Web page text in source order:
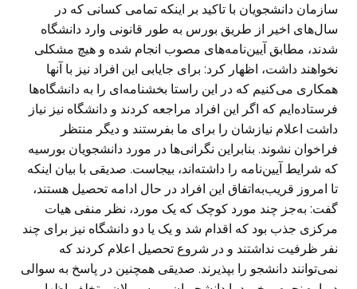
سازمان دانشجویان با تاکید بر اینکه تمامی کسانی که در
سال‌های اخیر از طریق بورس به طور قانونی وارد دانشگاه
شدند، مطابق آیین‌نامه‌های مصوب انجام شده و هیچ مشکلی
نخواهند داشت، اظهار کرد: برای جایابی این افراد نیز با آنها
همکاری می‌کنیم که در این راستا بخشنامه‌ای را به دانشگاه‌ها
فرستاده‌ایم که اگر این افراد مراجعه کردند و دانشگاه نیز نیاز
داشت اعلام نیازشان را برای ما بفرستند و دیگر منتظر
فراخوان نشوند. بنابراین نگرانی‌ها در مورد دانشجویان بورسیه
که شرایط آیین‌نامه را داشته‌اند، بیجاست. صدیقی با بیان اینکه
تا امروز قریب‌به‌اتفاق این افراد در حال ادامه تحصیل هستند،
گفت: به‌جز چند مورد کوچک که یک مورد، نظر منفی هیات
مرکزی جذب بود که اقدام شد و یک یا دو دانشگاه نیز برای چند
نفر ظرفیت نداشتند و در شروع تحصیل اعلام کردند که
نمی‌توانند دانشجو را بپذیرند. صدیقی همچنین در پاسخ به سوالی